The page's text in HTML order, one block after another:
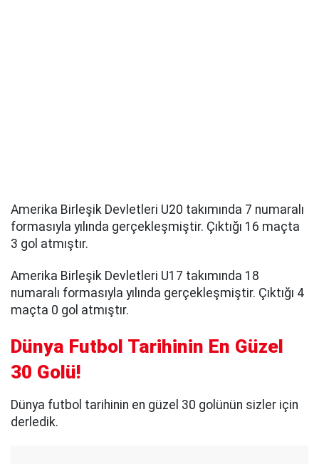
Amerika Birleşik Devletleri U20 takımında 7 numaralı
formasıyla yılında gerçekleşmiştir. Çıktığı 16 maçta
3 gol atmıştır.
Amerika Birleşik Devletleri U17 takımında 18
numaralı formasıyla yılında gerçekleşmiştir. Çıktığı 4
maçta 0 gol atmıştır.
Dünya Futbol Tarihinin En Güzel
30 Golü!
Dünya futbol tarihinin en güzel 30 golünün sizler için
derledik.